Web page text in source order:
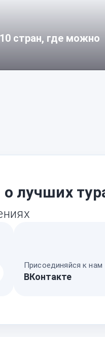
стран, где можно
лучших
Присоединяйся к нам
ВКонтакте